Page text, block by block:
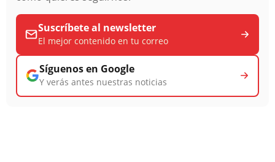
Suscríbete al newsletter
El mejor contenido en tu correo
Síguenos en Google
Y verás antes nuestras noticias